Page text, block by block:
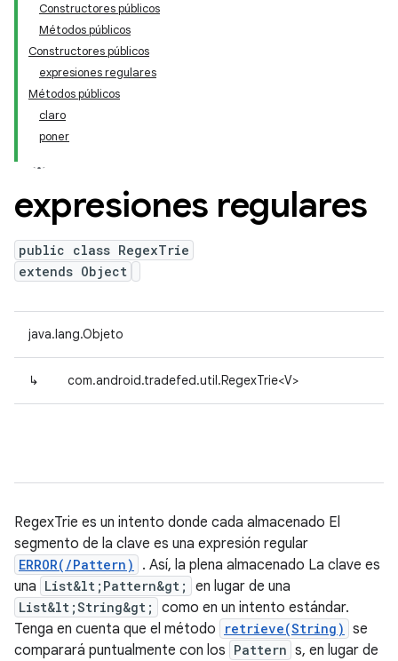
Constructores públicos
Métodos públicos
Constructores públicos
expresiones regulares
Métodos públicos
claro
poner
expresiones regulares
public class RegexTrie
extends Object
java.lang.Objeto
↳ com.android.tradefed.util.RegexTrie<V>
RegexTrie es un intento donde cada almacenado El
segmento de la clave es una expresión regular
ERROR(/Pattern) . Así, la plena almacenado La clave es
una List&lt;Pattern&gt; en lugar de una
List&lt;String&gt;
como en un intento estándar.
Tenga en cuenta que el método
retrieve(String) se
comparará puntualmente con los Pattern s, en lugar de